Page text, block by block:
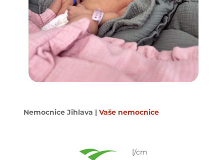
Nemocnice Jihlava | Vaše nemocnice
[/cm